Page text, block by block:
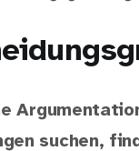
suchen,